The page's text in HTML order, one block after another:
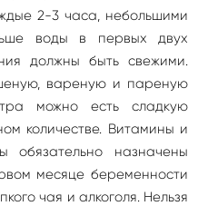
2-3 часа, небольшими
воды в первых двух
должны быть свежими.
вареную и пареную
можно есть сладкую
количестве. Витамины и
обязательно назначены
месяце беременности
чая и алкоголя. Нельзя